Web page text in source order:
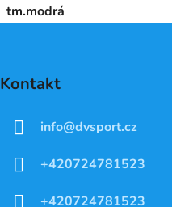
tm.modrá
Kontakt
info@dvsport.cz
+420724781523
+420724781523